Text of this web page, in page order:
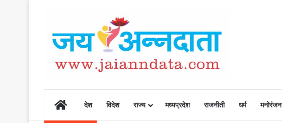
Homeदेश विदेश राज्य मध्यप्रदेश राजनीती धर्म मनोरंजन